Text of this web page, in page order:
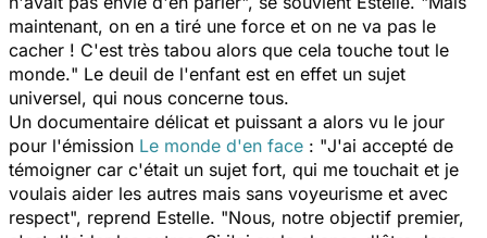
maintenant, on en a tiré une force et on ne va pas le
cacher ! C'est très tabou alors que cela touche tout le
monde." Le deuil de l'enfant est en effet un sujet
universel, qui nous concerne tous.
Un documentaire délicat et puissant a alors vu le jour
pour l'émission Le monde d'en face : "J'ai accepté de
témoigner car c'était un sujet fort, qui me touchait et je
voulais aider les autres mais sans voyeurisme et avec
respect", reprend Estelle. "Nous, notre objectif premier,